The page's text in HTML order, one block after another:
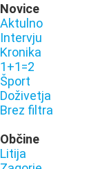
Novice
Aktulno
Intervju
Kronika
1+1=2
Šport
Doživetja
Brez filtra
Občine
Litija